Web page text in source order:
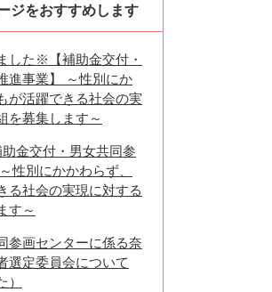
ジをおすすめします
した※【補助金交付・
進事業】 ～性別にか
が活躍できる社会の実
を募集します～
助金交付・男女共同参
性別にかかわらず、
る社会の実現に対する
す～
参画センターに係る奈
選定委員会について
）